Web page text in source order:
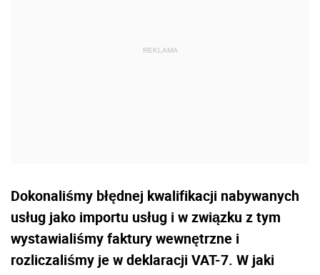
Dokonaliśmy błędnej kwalifikacji nabywanych
usług jako importu usług i w związku z tym
wystawialiśmy faktury wewnętrzne i
rozliczaliśmy je w deklaracji VAT-7. W jaki